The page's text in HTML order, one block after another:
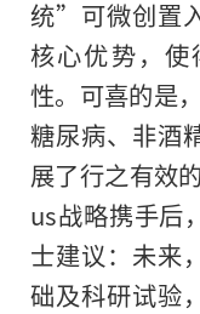
统”可微创置
核心优势，
性。可喜的是
糖尿病、非酒
展了行之有效
us战略携手后
士建议：未来
础及科研试验